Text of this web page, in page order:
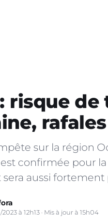
risque
sur la région
confirmée pour
sera aussi
à 12h13 · Mis à jour à 15h04